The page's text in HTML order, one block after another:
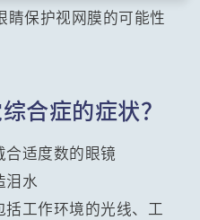
睛保护视网膜的可能性
合症的症状？
合适度数的眼镜
泪水
工作环境的光线、工